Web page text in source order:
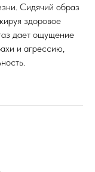
Сидячий образ
здоровое
дает ощущение
и агрессию,